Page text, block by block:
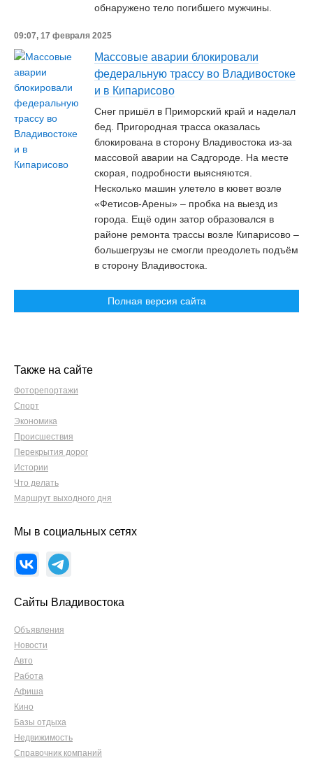
обнаружено тело погибшего мужчины.
09:07, 17 февраля 2025
Массовые аварии блокировали
федеральную трассу во Владивостоке
и в Кипарисово
Снег пришёл в Приморский край и наделал
бед. Пригородная трасса оказалась
блокирована в сторону Владивостока из-за
массовой аварии на Садгороде. На месте
скорая, подробности выясняются.
Несколько машин улетело в кювет возле
«Фетисов-Арены» – пробка на выезд из
города. Ещё один затор образовался в
районе ремонта трассы возле Кипарисово –
большегрузы не смогли преодолеть подъём
в сторону Владивостока.
Полная версия сайта
Также на сайте
Фоторепортажи
Спорт
Экономика
Происшествия
Перекрытия дорог
Истории
Что делать
Маршрут выходного дня
Мы в социальных сетях
Сайты Владивостока
Объявления
Новости
Авто
Работа
Афиша
Кино
Базы отдыха
Недвижимость
Справочник компаний